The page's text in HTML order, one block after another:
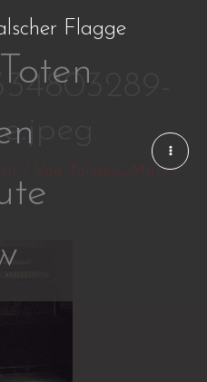
Flagge
/ Von Torsten_Marx/